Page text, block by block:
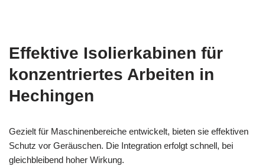
Effektive Isolierkabinen für
konzentriertes Arbeiten in
Hechingen
Gezielt für Maschinenbereiche entwickelt, bieten sie effektiven
Schutz vor Geräuschen. Die Integration erfolgt schnell, bei
gleichbleibend hoher Wirkung.